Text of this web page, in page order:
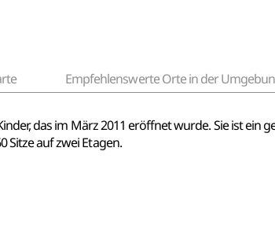
Empfehlenswerte Orte in der
das im März 2011 eröffnet wurde. Sie ist ein
auf zwei Etagen.